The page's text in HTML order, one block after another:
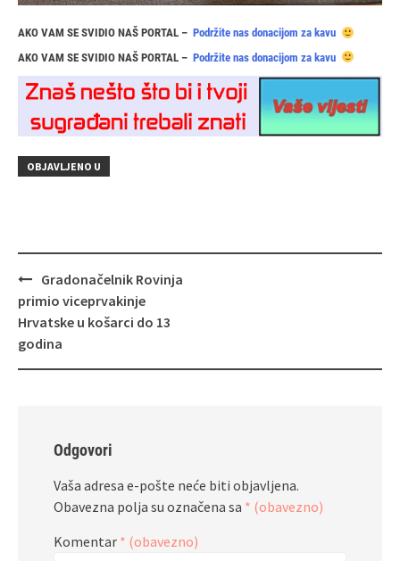
AKO VAM SE SVIDIO NAŠ PORTAL – Podržite nas donacijom za kavu
AKO VAM SE SVIDIO NAŠ PORTAL – Podržite nas donacijom za kavu
OBJAVLJENO U
Navigacija
objava
Gradonačelnik Rovinja
primio viceprvakinje
Hrvatske u košarci do 13
godina
Odgovori
Vaša adresa e-pošte neće biti objavljena.
Obavezna polja su označena sa * (obavezno)
Komentar * (obavezno)